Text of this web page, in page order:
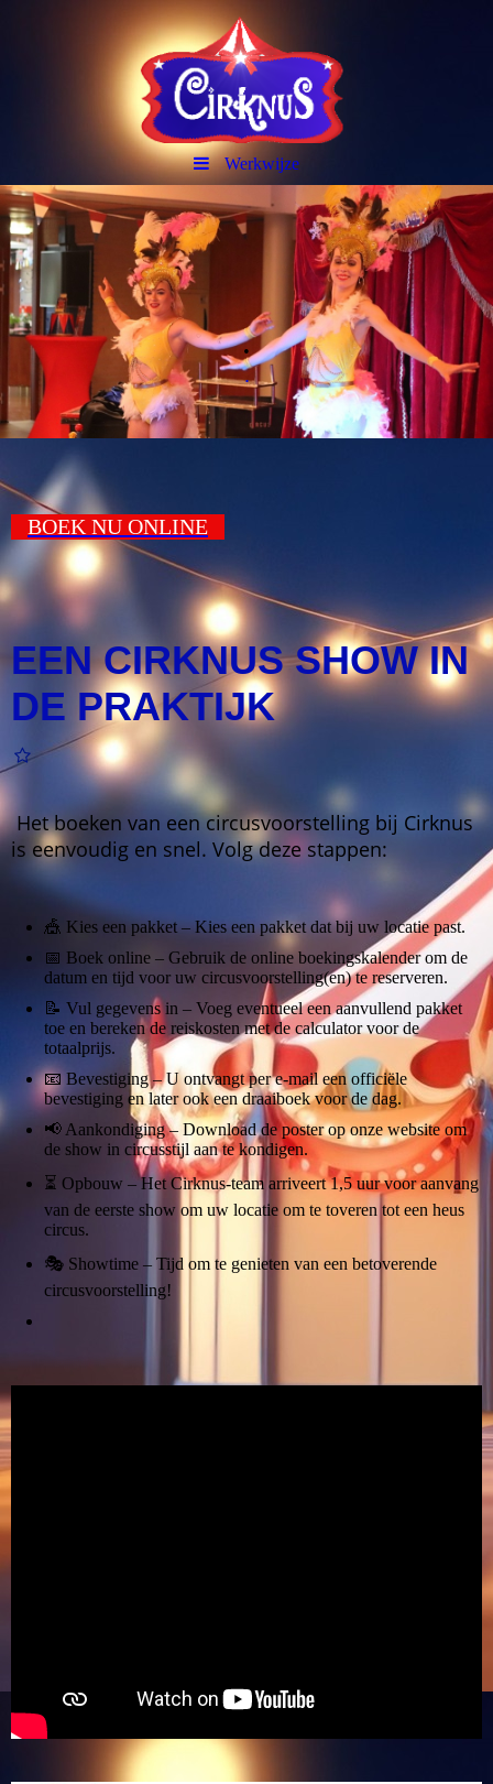
Werkwijze
.
.
BOEK NU ONLINE
EEN CIRKNUS SHOW IN
DE PRAKTIJK
Het boeken van een circusvoorstelling bij Cirknus
is eenvoudig en snel. Volg deze stappen:
🎪 Kies een pakket – Kies een pakket dat bij uw locatie past.
📅 Boek online – Gebruik de online boekingskalender om de
datum en tijd voor uw circusvoorstelling(en) te reserveren.
📝 Vul gegevens in – Voeg eventueel een aanvullend pakket
toe en bereken de reiskosten met de calculator voor de
totaalprijs.
📧 Bevestiging – U ontvangt per e-mail een officiële
bevestiging en later ook een draaiboek voor de dag.
📢 Aankondiging – Download de poster op onze website om
de show in circusstijl aan te kondigen.
⏳ Opbouw – Het Cirknus-team arriveert 1,5 uur voor aanvang
van de eerste show om uw locatie om te toveren tot een heus
circus.
🎭 Showtime – Tijd om te genieten van een betoverende
circusvoorstelling!